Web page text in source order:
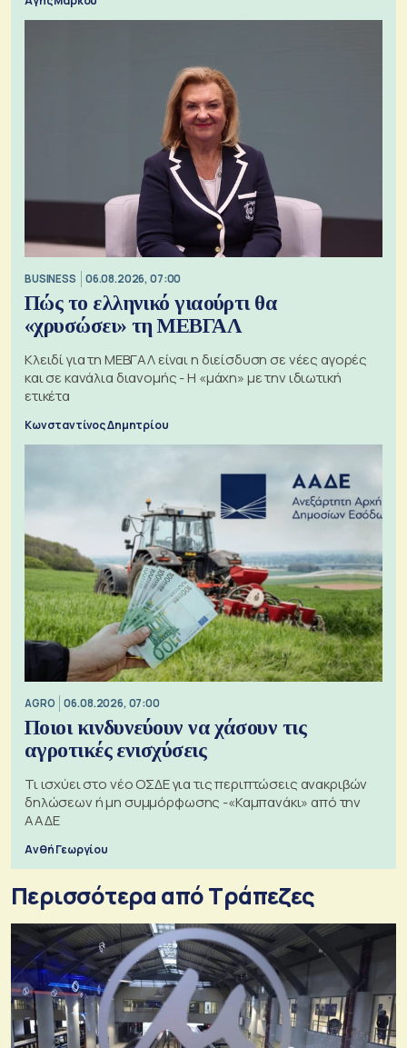
BUSINESS 06.08.2026, 07:00
Πώς το ελληνικό γιαούρτι θα
«χρυσώσει» τη ΜΕΒΓΑΛ
Κλειδί για τη ΜΕΒΓΑΛ είναι η διείσδυση σε νέες αγορές
και σε κανάλια διανομής - Η «μάχη» με την ιδιωτική
ετικέτα
Κωνσταντίνος Δημητρίου
AGRO 06.08.2026, 07:00
Ποιοι κινδυνεύουν να χάσουν τις
αγροτικές ενισχύσεις
Τι ισχύει στο νέο ΟΣΔΕ για τις περιπτώσεις ανακριβών
δηλώσεων ή μη συμμόρφωσης -«Καμπανάκι» από την
ΑΑΔΕ
Ανθή Γεωργίου
Περισσότερα από Τράπεζες